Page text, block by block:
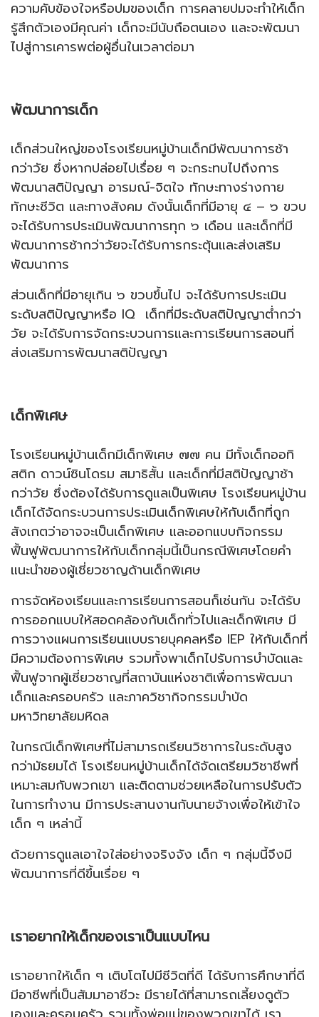
ความคับข้องใจหรือปมของเด็ก การคลายปมจะทำให้เด็ก
รู้สึกตัวเองมีคุณค่า เด็กจะมีนับถือตนเอง และจะพัฒนา
ไปสู่การเคารพต่อผู้อื่นในเวลาต่อมา
พัฒนาการเด็ก
เด็กส่วนใหญ่ของโรงเรียนหมู่บ้านเด็กมีพัฒนาการช้า
กว่าวัย ซึ่งหากปล่อยไปเรื่อย ๆ จะกระทบไปถึงการ
พัฒนาสติปัญญา อารมณ์-จิตใจ ทักษะทางร่างกาย
ทักษะชีวิต และทางสังคม ดังนั้นเด็กที่มีอายุ ๔ – ๖ ขวบ
จะได้รับการประเมินพัฒนาการทุก ๖ เดือน และเด็กที่มี
พัฒนาการช้ากว่าวัยจะได้รับการกระตุ้นและส่งเสริม
พัฒนาการ
ส่วนเด็กที่มีอายุเกิน ๖ ขวบขึ้นไป จะได้รับการประเมิน
ระดับสติปัญญาหรือ IQ เด็กที่มีระดับสติปัญญาต่ำกว่า
วัย จะได้รับการจัดกระบวนการและการเรียนการสอนที่
ส่งเสริมการพัฒนาสติปัญญา
เด็กพิเศษ
โรงเรียนหมู่บ้านเด็กมีเด็กพิเศษ ๗๗ คน มีทั้งเด็กออทิ
สติก ดาวน์ซินโดรม สมาธิสั้น และเด็กที่มีสติปัญญาช้า
กว่าวัย ซึ่งต้องได้รับการดูแลเป็นพิเศษ โรงเรียนหมู่บ้าน
เด็กได้จัดกระบวนการประเมินเด็กพิเศษให้กับเด็กที่ถูก
สังเกตว่าอาจจะเป็นเด็กพิเศษ และออกแบบกิจกรรม
ฟื้นฟูพัฒนาการให้กับเด็กกลุ่มนี้เป็นกรณีพิเศษโดยคำ
แนะนำของผู้เชี่ยวชาญด้านเด็กพิเศษ
การจัดห้องเรียนและการเรียนการสอนก็เช่นกัน จะได้รับ
การออกแบบให้สอดคล้องกับเด็กทั่วไปและเด็กพิเศษ มี
การวางแผนการเรียนแบบรายบุคคลหรือ IEP ให้กับเด็กที่
มีความต้องการพิเศษ รวมทั้งพาเด็กไปรับการบำบัดและ
ฟื้นฟูจากผู้เชี่ยวชาญที่สถาบันแห่งชาติเพื่อการพัฒนา
เด็กและครอบครัว และภาควิชากิจกรรมบำบัด
มหาวิทยาลัยมหิดล
ในกรณีเด็กพิเศษที่ไม่สามารถเรียนวิชาการในระดับสูง
กว่ามัธยมได้ โรงเรียนหมู่บ้านเด็กได้จัดเตรียมวิชาชีพที่
เหมาะสมกับพวกเขา และติดตามช่วยเหลือในการปรับตัว
ในการทำงาน มีการประสานงานกับนายจ้างเพื่อให้เข้าใจ
เด็ก ๆ เหล่านี้
ด้วยการดูแลเอาใจใส่อย่างจริงจัง เด็ก ๆ กลุ่มนี้จึงมี
พัฒนาการที่ดีขึ้นเรื่อย ๆ
เราอยากให้เด็กของเราเป็นแบบไหน
เราอยากให้เด็ก ๆ เติบโตไปมีชีวิตที่ดี ได้รับการศึกษาที่ดี
มีอาชีพที่เป็นสัมมาอาชีวะ มีรายได้ที่สามารถเลี้ยงดูตัว